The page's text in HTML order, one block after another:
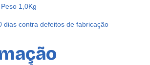
1,0Kg
dias contra defeitos de fabricação